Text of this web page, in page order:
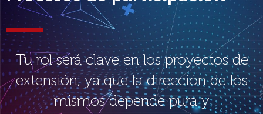
Tu rol será clave en los proyectos de
extensión, ya que la dirección de los
mismos depende pura y